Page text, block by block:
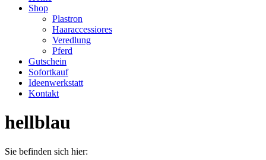
Shop
Plastron
Haaraccessiores
Veredlung
Pferd
Gutschein
Sofortkauf
Ideenwerkstatt
Kontakt
hellblau
Sie befinden sich hier: